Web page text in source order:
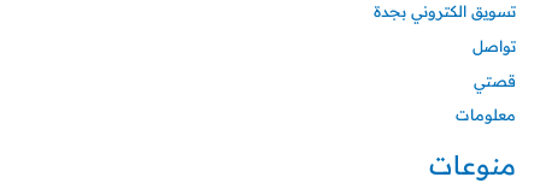
تسويق الكتروني بجدة
تواصل
قصتي
معلومات
منوعات